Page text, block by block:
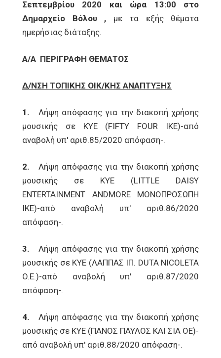
Σεπτεμβρίου 2020 και ώρα 13:00 στο
Δημαρχείο Βόλου , με τα εξής θέματα
ημερήσιας διάταξης.
Α/Α ΠΕΡΙΓΡΑΦΗ ΘΕΜΑΤΟΣ
Δ/ΝΣΗ ΤΟΠΙΚΗΣ ΟΙΚ/ΚΗΣ ΑΝΑΠΤΥΞΗΣ
1.
Λήψη απόφασης για την διακοπή χρήσης
μουσικής σε ΚΥΕ (FIFTY FOUR ΙΚΕ)-από
αναβολή υπ' αριθ.85/2020 απόφαση-.
2.
Λήψη απόφασης για την διακοπή χρήσης
μουσικής σε ΚΥΕ (LITTLE DAISY
ENTERTAINMENT ANDMORE ΜΟΝΟΠΡΟΣΩΠΗ
ΙΚΕ)-από αναβολή υπ' αριθ.86/2020
απόφαση-.
3.
Λήψη απόφασης για την διακοπή χρήσης
μουσικής σε ΚΥΕ (ΛΑΠΠΑΣ ΙΠ. DUTA NICOLETA
O.E.)-από αναβολή υπ' αριθ.87/2020
απόφαση-.
4.
Λήψη απόφασης για την διακοπή χρήσης
μουσικής σε ΚΥΕ (ΠΑΝΟΣ ΠΑΥΛΟΣ ΚΑΙ ΣΙΑ ΟΕ)-
από αναβολή υπ' αριθ.88/2020 απόφαση-.